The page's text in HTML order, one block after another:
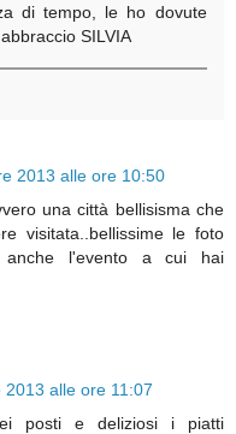
di tempo, le ho dovute
SILVIA
2013 alle ore 10:50
una città bellisisma che
visitata..bellissime le foto
anche l'evento a cui hai
2013 alle ore 11:07
posti e deliziosi i piatti